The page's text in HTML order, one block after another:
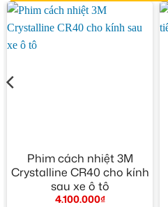
Phim cách nhiệt 3M
Crystalline CR40 cho kính
sau xe ô tô
4.100.000₫